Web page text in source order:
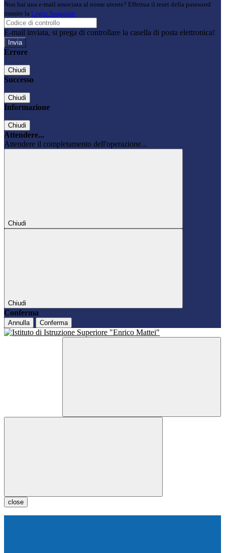
Non hai una e-mail associata al nome utente? Effettua il reset della password
tramite la Login Spaggiari
E-mail inviata, si prega di controllare la casella di posta elettronica!
Errore
Chiudi
Successo
Chiudi
Informazione
Chiudi
Attendere...
Attendere il completamento dell'operazione...
Chiudi
Chiudi
Conferma
Annulla Conferma
close